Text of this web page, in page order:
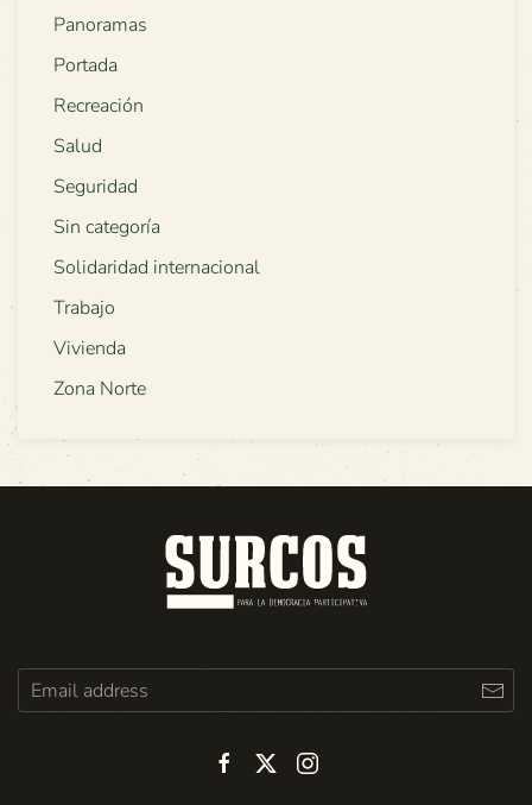
Panoramas
Portada
Recreación
Salud
Seguridad
Sin categoría
Solidaridad internacional
Trabajo
Vivienda
Zona Norte